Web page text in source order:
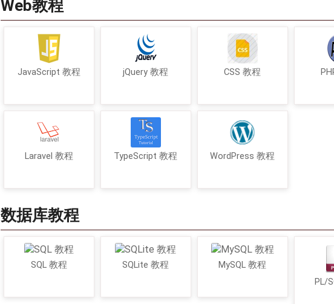
Web教程
JavaScript 教程 jQuery 教程 CSS 教程
Laravel 教程 TypeScript 教程 WordPress 教程
数据库教程
SQL 教程 SQLite 教程
MySQL 教程
PL/